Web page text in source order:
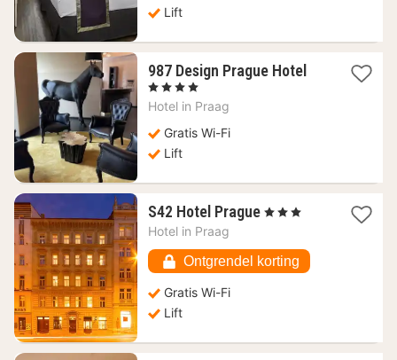
Lift
987 Design Prague Hotel1
, 4 Sterren
Hotel in Praag
Gratis Wi-Fi
Lift
S42 Hotel Prague 1
89,16
€
, 3 Sterren
Hotel in Praag
Ontgrendel korting
Gratis Wi-Fi
Lift